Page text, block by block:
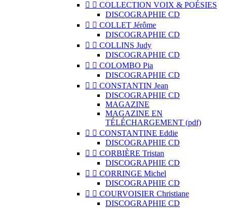
  COLLECTION VOIX & POÉSIES
DISCOGRAPHIE CD
  COLLET Jérôme
DISCOGRAPHIE CD
  COLLINS Judy
DISCOGRAPHIE CD
  COLOMBO Pia
DISCOGRAPHIE CD
  CONSTANTIN Jean
DISCOGRAPHIE CD
MAGAZINE
MAGAZINE EN
TÉLÉCHARGEMENT (pdf)
  CONSTANTINE Eddie
DISCOGRAPHIE CD
  CORBIÈRE Tristan
DISCOGRAPHIE CD
  CORRINGE Michel
DISCOGRAPHIE CD
  COURVOISIER Christiane
DISCOGRAPHIE CD